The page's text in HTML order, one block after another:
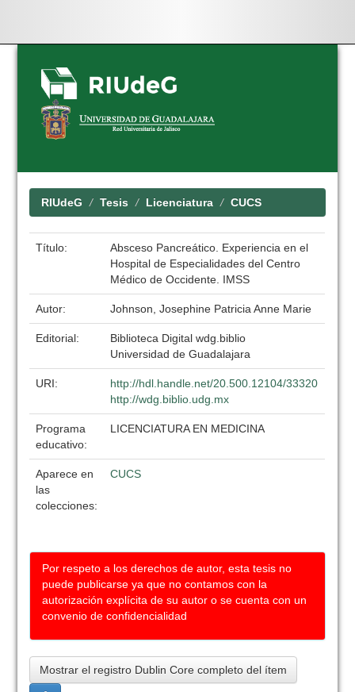
Skip
navigation
RIUdeG Tesis Licenciatura CUCS
Título:
Absceso Pancreático. Experiencia en el
Hospital de Especialidades del Centro
Médico de Occidente. IMSS
Autor: Johnson, Josephine Patricia Anne Marie
Editorial:
Biblioteca Digital wdg.biblio
Universidad de Guadalajara
URI:
http://hdl.handle.net/20.500.12104/33320
http://wdg.biblio.udg.mx
Programa
educativo:
LICENCIATURA EN MEDICINA
Aparece en
las
colecciones:
CUCS
Por respeto a los derechos de autor, esta tesis no
puede publicarse ya que no contamos con la
autorización explícita de su autor o se cuenta con un
convenio de confidencialidad
Mostrar el registro Dublin Core completo del ítem